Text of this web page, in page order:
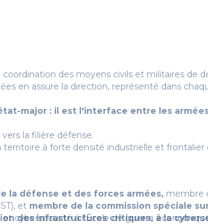
des moyens civils et militaires de
en assure la direction, représenté dans
major : il est l'interface entre les
la filière défense.
à forte densité industrielle et frontalier
la défense et des forces armées, membre
et membre de la commission spéciale
des infrastructures critiques, à la
cybersécurité à l'École de guerre